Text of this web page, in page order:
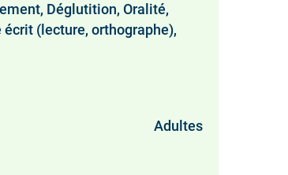
Déglutition, Oralité,
(lecture, orthographe),
Adultes